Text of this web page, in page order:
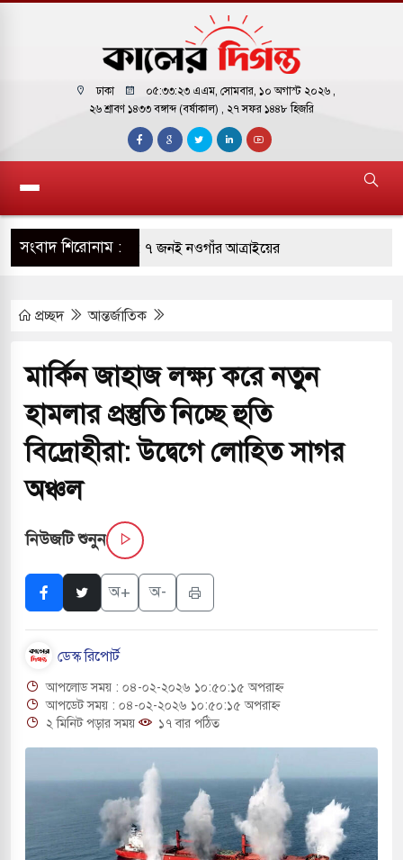
ঢাকা ০৫:৩৩:২৪ এএম, সোমবার, ১০ অগাস্ট ২০২৬ ,
২৬ শ্রাবণ ১৪৩৩ বঙ্গাব্দ (বর্ষাকাল) , ২৭ সফর ১৪৪৮ হিজরি
সংবাদ শিরোনাম :
আগুন ১৭ জনের মৃত্যু: ৭ জনই নওগাঁর আত্রাইয়ের
রুটে কাল থেকে চালু হচ্ছে ‘অভিযাত্রী কমিউটার’
শহরমুখী হতে হবে না: স্বাস্থ্যমন্ত্রী
একসঙ্গে বসলে সমস্যার সমাধান সম্ভব:
কুলাউড়া সীমান্তে বিএসএফের গুলিতে বাংলাদেশি
‘গঙ্গা জল’ ঢালার ঘোষণা হিন্দু রক্ষা দলের
কাছে দোয়া চাইলেন প্রধানমন্ত্রী তারেক রহমান
সফরে দক্ষিণ সুদান ও আবেই গেলেন সেনাপ্রধান
ফ্রি ব্যবহারকারীদের জন্য মেসেজ লিমিট তুলে নিল
পাকিস্তানি হাইকমিশনারের বাসভবনে আগুন, আইসিইউতে
প্রচ্ছদ আন্তর্জাতিক
মার্কিন জাহাজ লক্ষ্য করে নতুন
হামলার প্রস্তুতি নিচ্ছে হুতি
বিদ্রোহীরা: উদ্বেগে লোহিত সাগর
অঞ্চল
নিউজটি শুনুন
অ+ অ-
ডেস্ক রিপোর্ট
আপলোড সময় : ০৪-০২-২০২৬ ১০:৫০:১৫ অপরাহ্ন
আপডেট সময় : ০৪-০২-২০২৬ ১০:৫০:১৫ অপরাহ্ন
২ মিনিট পড়ার সময়
১৭ বার পঠিত